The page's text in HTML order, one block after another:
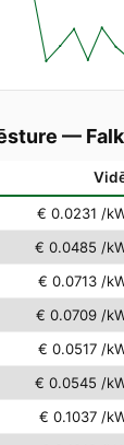
—
€ 0.0231 /
€ 0.0485 /
€ 0.0713 /
€ 0.0709 /
€ 0.0517 /
€ 0.0545 /
€ 0.1037 /